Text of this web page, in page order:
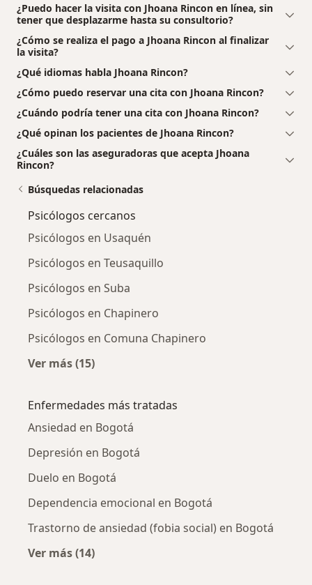
¿Puedo hacer la visita con Jhoana Rincon en línea, sin
tener que desplazarme hasta su consultorio?
¿Cómo se realiza el pago a Jhoana Rincon al finalizar
la visita?
¿Qué idiomas habla Jhoana Rincon?
¿Cómo puedo reservar una cita con Jhoana Rincon?
¿Cuándo podría tener una cita con Jhoana Rincon?
¿Qué opinan los pacientes de Jhoana Rincon?
¿Cuáles son las aseguradoras que acepta Jhoana
Rincon?
Búsquedas relacionadas
Psicólogos cercanos
Psicólogos en Usaquén
Psicólogos en Teusaquillo
Psicólogos en Suba
Psicólogos en Chapinero
Psicólogos en Comuna Chapinero
Ver más (15)
Enfermedades más tratadas
Ansiedad en Bogotá
Depresión en Bogotá
Duelo en Bogotá
Dependencia emocional en Bogotá
Trastorno de ansiedad (fobia social) en Bogotá
Ver más (14)